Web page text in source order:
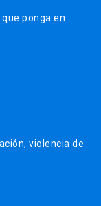
ponga en
violencia de